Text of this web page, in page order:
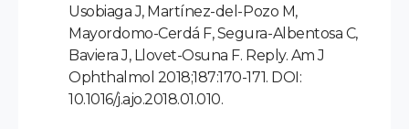
Usobiaga J, Martínez-del-Pozo M,
Mayordomo-Cerdá F, Segura-Albentosa C,
Baviera J, Llovet-Osuna F. Reply. Am J
Ophthalmol 2018;187:170-171. DOI:
10.1016/j.ajo.2018.01.010.